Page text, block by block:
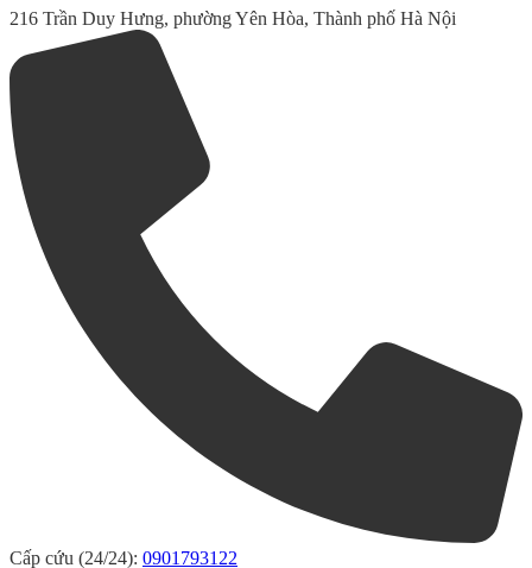
216 Trần Duy Hưng, phường Yên Hòa, Thành phố Hà Nội
Cấp cứu (24/24): 0901793122